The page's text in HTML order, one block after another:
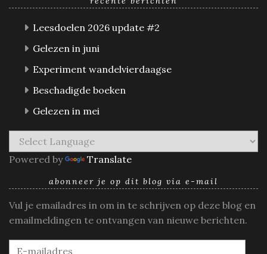
Leesdoelen 2026 update #2
Gelezen in juni
Experiment wandelvierdaagse
Beschadigde boeken
Gelezen in mei
Powered by Translate
abonneer je op dit blog via e-mail
Vul je emailadres in om in te schrijven op deze blog en
emailmeldingen te ontvangen van nieuwe berichten.
E-